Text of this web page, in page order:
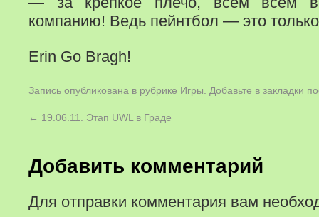
компанию! Ведь пейнтбол — это
Erin Go Bragh!
Запись опубликована в рубрике Игры . Добавьте в закладки
← 19.06.11. Этап UWL в Граде
Добавить комментарий
Для отправки комментария вам